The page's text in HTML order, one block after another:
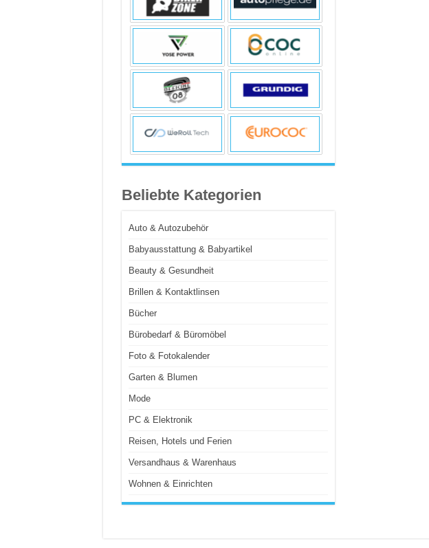
Beliebte Kategorien
Auto & Autozubehör
Babyausstattung & Babyartikel
Beauty & Gesundheit
Brillen & Kontaktlinsen
Bücher
Bürobedarf & Büromöbel
Foto & Fotokalender
Garten & Blumen
Mode
PC & Elektronik
Reisen, Hotels und Ferien
Versandhaus & Warenhaus
Wohnen & Einrichten